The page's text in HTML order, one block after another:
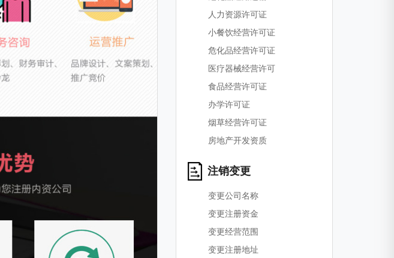
人力资源许可证
小餐饮经营许可证
危化品经营许可证
医疗器械经营许可
食品经营许可证
办学许可证
烟草经营许可证
房地产开发资质
注销变更
变更公司名称
变更注册资金
变更经营范围
变更注册地址